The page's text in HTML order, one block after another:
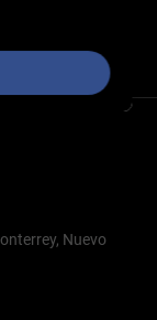
Nuevo